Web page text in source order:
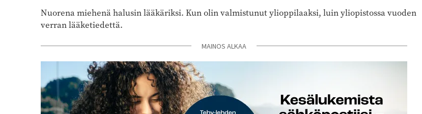
Nuorena miehenä halusin lääkäriksi. Kun olin valmistunut ylioppilaaksi, luin yliopistossa vuoden
verran lääketiedettä.
MAINOS ALKAA